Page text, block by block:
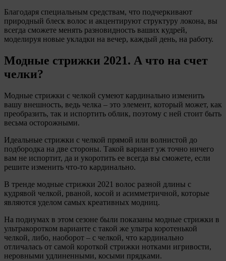
Благодаря специальным средствам, что подчеркивают
природный блеск волос и акцентируют структуру локона, вы
всегда сможете менять разновидность ваших кудрей,
моделируя новые укладки на вечер, каждый день, на работу.
Модные стрижки 2021. А что на счет
челки?
Модные стрижки с челкой сумеют кардинально изменить
вашу внешность, ведь челка – это элемент, который может, как
преобразить, так и испортить облик, поэтому с ней стоит быть
весьма осторожными.
Идеальные стрижки с челкой прямой или волнистой до
подбородка на две стороны. Такой вариант уж точно ничего
вам не испортит, да и укоротить ее всегда вы сможете, если
решите изменить что-то кардинально.
В тренде модные стрижки 2021 волос разной длины с
кудрявой челкой, рваной, косой и асимметричной, которые
являются уделом самых креативных модниц.
На подиумах в этом сезоне были показаны модные стрижки в
ультракоротком варианте с такой же ультра коротенькой
челкой, либо, наоборот – с челкой, что кардинально
отличалась от самой короткой стрижки нотками игривости,
неровными удлиненными, косыми прядками.